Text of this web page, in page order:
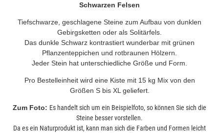
Schwarzen Felsen
Tiefschwarze, geschlagene Steine zum Aufbau von dunklen
Gebirgsketten oder als Solitärfels.
Das dunkle Schwarz kontrastiert wunderbar mit grünen
Pflanzenteppichen und rotbraunen Hölzern.
Jeder Stein hat unterschiedliche Größe und Form.
Pro Bestelleinheit wird eine Kiste mit 15 kg Mix von den
Größen S bis XL geliefert.
Zum Foto: Es handelt sich um ein Beispielfoto, so können Sie sich die
Steine besser vorstellen.
Da es ein Naturprodukt ist, kann man sich die Farben und Formen leicht